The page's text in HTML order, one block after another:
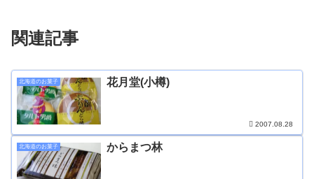
関連記事
北海道のお菓子 花月堂(小樽)
2007.08.28
北海道のお菓子 からまつ林